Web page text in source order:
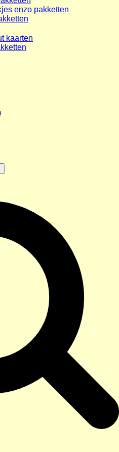
enzo pakketten
kaarten